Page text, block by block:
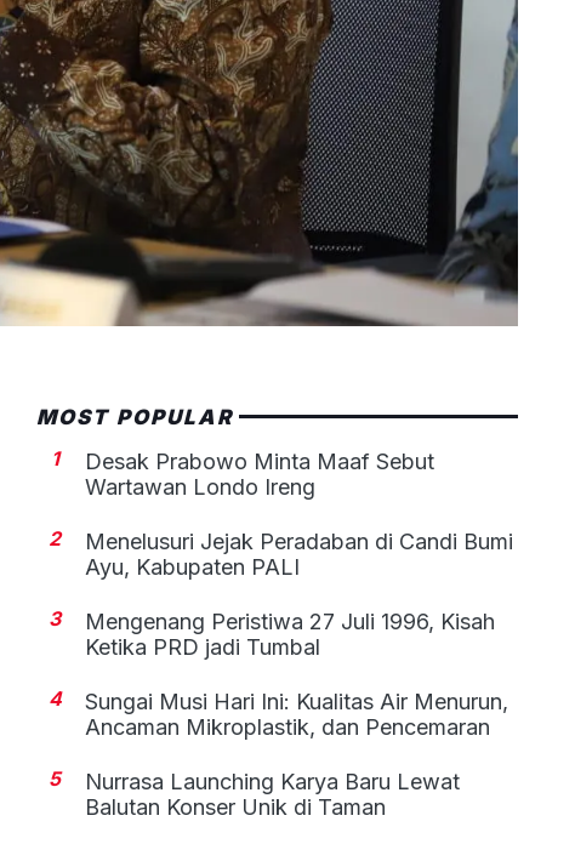
MOST POPULAR
1
Desak Prabowo Minta Maaf Sebut
Wartawan Londo Ireng
2
Menelusuri Jejak Peradaban di Candi Bumi
Ayu, Kabupaten PALI
3
Mengenang Peristiwa 27 Juli 1996, Kisah
Ketika PRD jadi Tumbal
4
Sungai Musi Hari Ini: Kualitas Air Menurun,
Ancaman Mikroplastik, dan Pencemaran
5
Nurrasa Launching Karya Baru Lewat
Balutan Konser Unik di Taman